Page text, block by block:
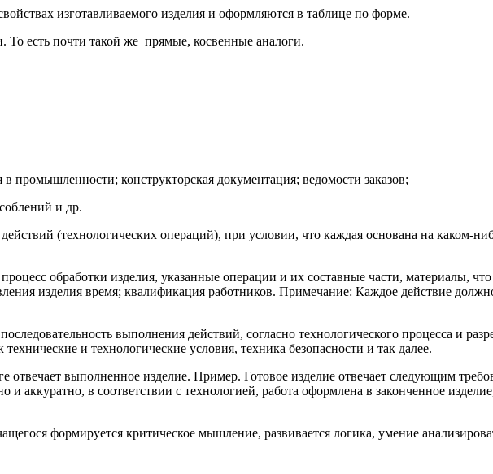
изготавливаемого изделия и оформляются в таблице по форме.
То есть почти такой же прямые, косвенные аналоги.
конструкторская документация; ведомости заказов;
и др.
(технологических операций), при условии, что каждая основана на каком-
обработки изделия, указанные операции и их составные части, материалы,
изделия время; квалификация работников. Примечание: Каждое действие
выполнения действий, согласно технологического процесса и
и технологические условия, техника безопасности и так далее.
отвечает выполненное изделие. Пример. Готовое изделие отвечает следующим
аккуратно, в соответствии с технологией, работа оформлена в законченное
формируется критическое мышление, развивается логика, умение